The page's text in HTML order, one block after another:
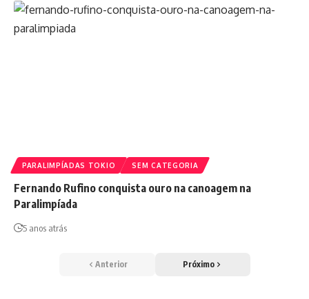
PARALIMPÍADAS TOKIO SEM CATEGORIA
Fernando Rufino conquista ouro na canoagem na
Paralimpíada
5 anos atrás
Anterior Próximo